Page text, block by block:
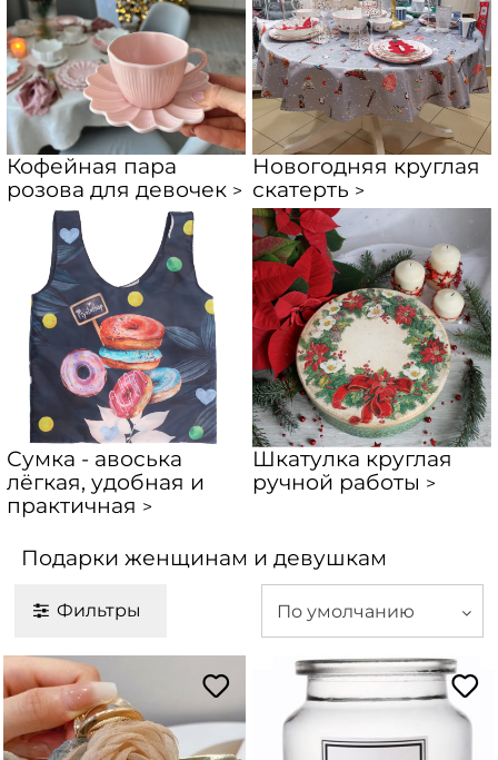
Кофейная пара
розова для девочек >
Новогодняя круглая
скатерть >
Сумка - авоська
лёгкая, удобная и
практичная >
Шкатулка круглая
ручной работы >
Подарки женщинам и девушкам
Фильтры По умолчанию